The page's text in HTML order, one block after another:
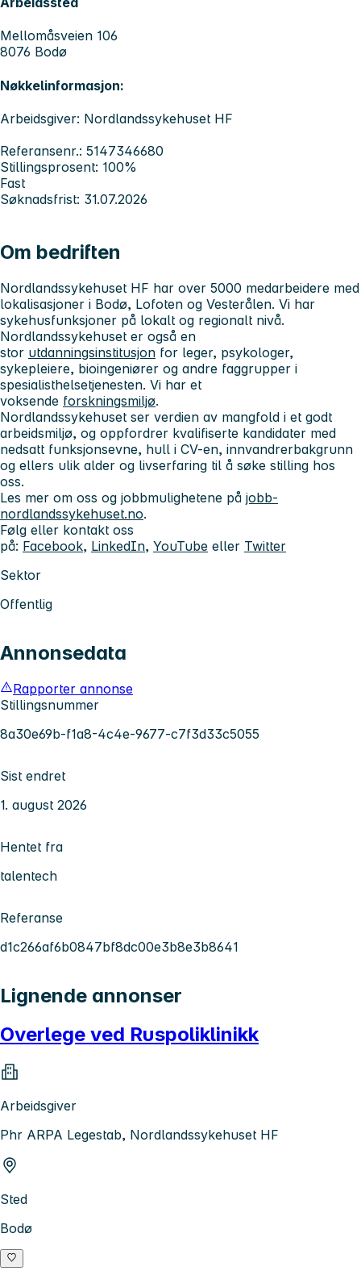
Mellomåsveien 106
8076 Bodø
Nøkkelinformasjon:
Arbeidsgiver: Nordlandssykehuset HF
Referansenr.: 5147346680
Stillingsprosent: 100%
Fast
Søknadsfrist: 31.07.2026
Om bedriften
Nordlandssykehuset HF har over 5000 medarbeidere med
lokalisasjoner i Bodø, Lofoten og Vesterålen. Vi har
sykehusfunksjoner på lokalt og regionalt nivå.
Nordlandssykehuset er også en
stor utdanningsinstitusjon for leger, psykologer,
sykepleiere, bioingeniører og andre faggrupper i
spesialisthelsetjenesten. Vi har et
voksende forskningsmiljø.
Nordlandssykehuset ser verdien av mangfold i et godt
arbeidsmiljø, og oppfordrer kvalifiserte kandidater med
nedsatt funksjonsevne, hull i CV-en, innvandrerbakgrunn
og ellers ulik alder og livserfaring til å søke stilling hos
oss.
Les mer om oss og jobbmulighetene på jobb-
nordlandssykehuset.no.
Følg eller kontakt oss
på: Facebook, LinkedIn, YouTube eller Twitter
Sektor
Offentlig
Annonsedata
Rapporter annonse
Stillingsnummer
8a30e69b-f1a8-4c4e-9677-c7f3d33c5055
Sist endret
1. august 2026
Hentet fra
talentech
Referanse
d1c266af6b0847bf8dc00e3b8e3b8641
Lignende annonser
Overlege ved Ruspoliklinikk
Arbeidsgiver
Phr ARPA Legestab, Nordlandssykehuset HF
Sted
Bodø